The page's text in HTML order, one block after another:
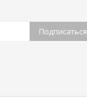
Подписаться